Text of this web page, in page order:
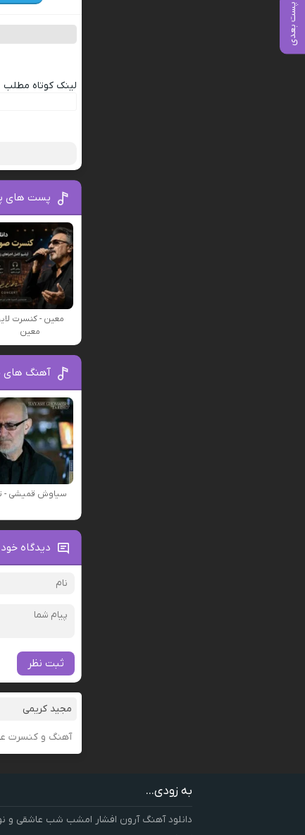
پست بعدی
لینک کوتاه مطلب
پست های
معین - کنسرت
معین
آهنگ های
سیاوش قمیشی -
دیدگاه خود
ثبت نظر
مجید کریمی
آهنگ و کنسرت
به زودی...
دانلود آهنگ آرون افشار امشب شب عاشقی و